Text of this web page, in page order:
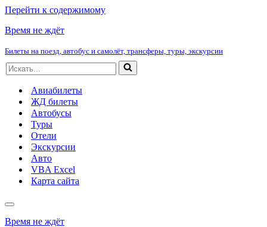
Перейти к содержимому
Время не ждёт
Билеты на поезд, автобус и самолёт, трансферы, туры, экскурсии
Искать...
Авиабилеты
ЖД билеты
Автобусы
Туры
Отели
Экскурсии
Авто
VBA Excel
Карта сайта
Меню
навигации
Время не ждёт